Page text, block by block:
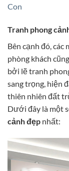
Con
Tranh phong
Bên cạnh đó, các
phòng khách
bởi lẽ tranh
sang trọng, hiện
thiên nhiên đất
Dưới đây là một
cảnh đẹp nhất: